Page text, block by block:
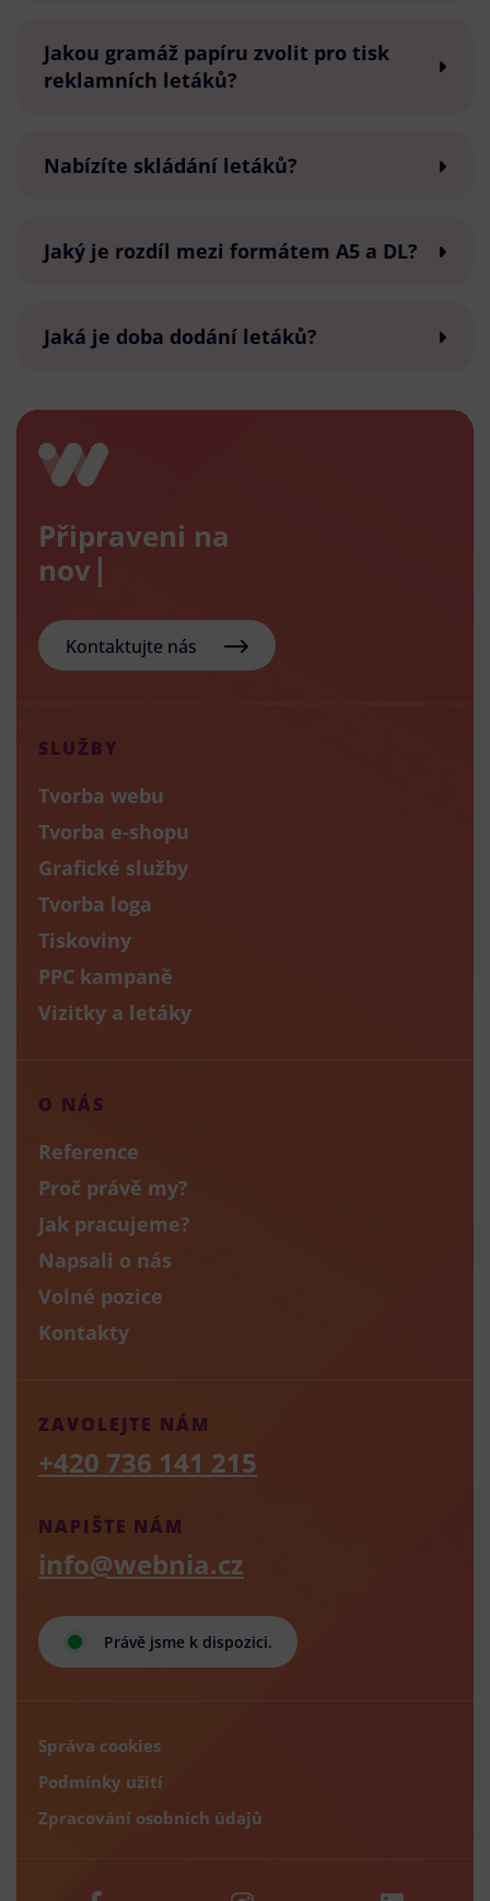
Jakou gramáž papíru zvolit pro tisk
reklamních letáků?
Nabízíte skládání letáků?
Jaký je rozdíl mezi formátem A5 a DL?
Jaká je doba dodání letáků?
Připraveni na
nový e-sho
Kontaktujte nás
SLUŽBY
Tvorba webu
Tvorba e-shopu
Grafické služby
Tvorba loga
Tiskoviny
PPC kampaně
Vizitky a letáky
O NÁS
Reference
Proč právě my?
Jak pracujeme?
Napsali o nás
Volné pozice
Kontakty
Právě jsme k dispozici.
NAPIŠTE NÁM
info@webnia.cz
ZAVOLEJTE NÁM
+420 736 141 215
Správa cookies
Podmínky užití
Zpracování osobních údajů